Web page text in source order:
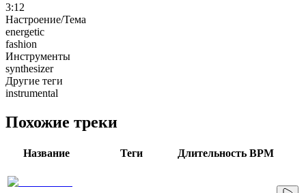
3:12
Настроение/Тема
energetic
fashion
Инструменты
synthesizer
Другие теги
instrumental
Похожие треки
Название Теги Длительность BPM